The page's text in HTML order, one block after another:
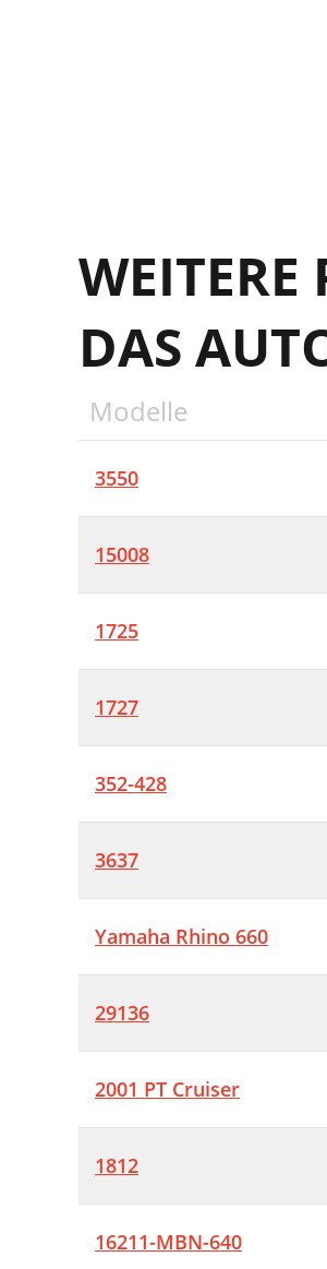
DAS
Modelle
3550
15008
1725
1727
352-428
3637
Yamaha Rhino 660
29136
2001 PT Cruiser
1812
16211-MBN-640